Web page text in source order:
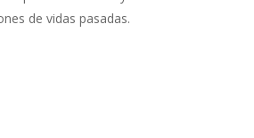
de vidas pasadas.